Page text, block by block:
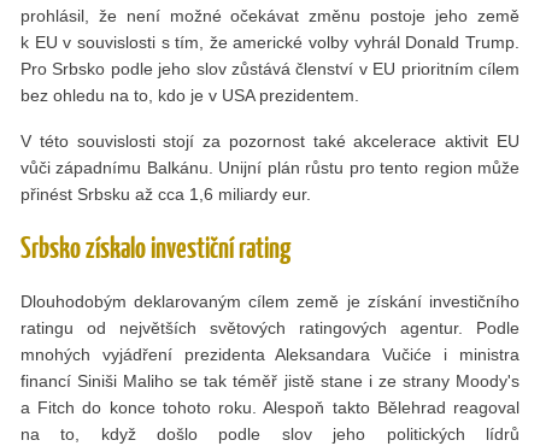
prohlásil, že není možné očekávat změnu postoje jeho země
k EU v souvislosti s tím, že americké volby vyhrál Donald Trump.
Pro Srbsko podle jeho slov zůstává členství v EU prio­ritním cílem
bez ohledu na to, kdo je v USA prezidentem.
V této souvislosti stojí za pozornost také akcelerace aktivit EU
vůči západnímu Balkánu. Unijní plán růstu pro tento region může
přinést Srbsku až cca 1,6 miliardy eur.
Srbsko získalo investiční rating
Dlouhodobým deklarovaným cílem země je získání investičního
ratingu od největších světových ratingových agentur. Podle
mnohých vyjádření prezidenta Aleksandara Vučiće i ministra
financí Siniši Maliho se tak téměř jistě stane i ze strany Moody's
a Fitch do konce tohoto roku. Alespoň takto Bělehrad reagoval
na to, když došlo podle slov jeho politických lídrů